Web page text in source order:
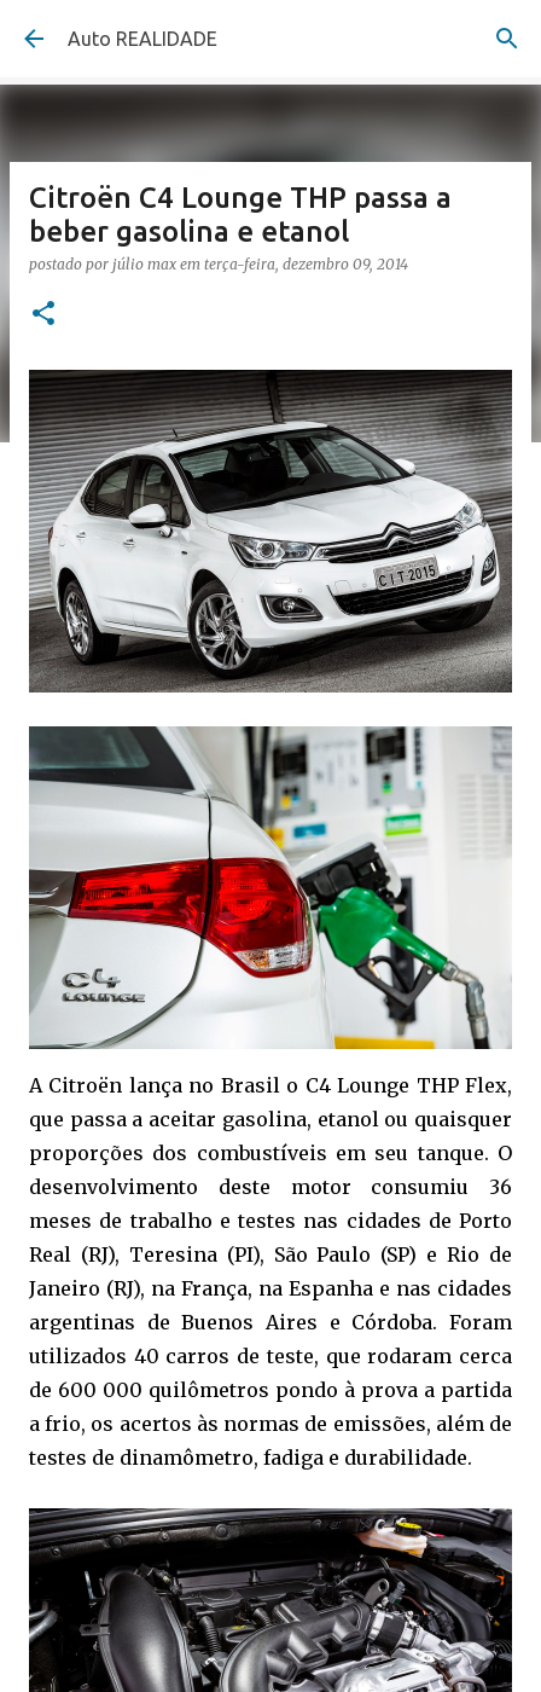
Pular para o conteúdo principal
Auto REALIDADE
Citroën C4 Lounge THP passa a
beber gasolina e etanol
postado por júlio max em terça-feira, dezembro 09, 2014
A Citroën lança no Brasil o C4 Lounge THP Flex,
que passa a aceitar gasolina, etanol ou quaisquer
proporções dos combustíveis em seu tanque. O
desenvolvimento deste motor consumiu 36
meses de trabalho e testes nas cidades de Porto
Real (RJ), Teresina (PI), São Paulo (SP) e Rio de
Janeiro (RJ), na França, na Espanha e nas cidades
argentinas de Buenos Aires e Córdoba. Foram
utilizados 40 carros de teste, que rodaram cerca
de 600 000 quilômetros pondo à prova a partida
a frio, os acertos às normas de emissões, além de
testes de dinamômetro, fadiga e durabilidade.